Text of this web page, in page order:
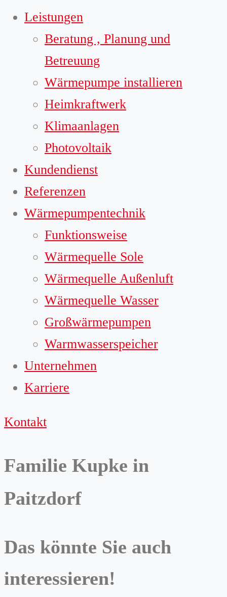
Leistungen
Beratung , Planung und
Betreuung
Wärmepumpe installieren
Heimkraftwerk
Klimaanlagen
Photovoltaik
Kundendienst
Referenzen
Wärmepumpentechnik
Funktionsweise
Wärmequelle Sole
Wärmequelle Außenluft
Wärmequelle Wasser
Großwärmepumpen
Warmwasserspeicher
Unternehmen
Karriere
Kontakt
Familie Kupke in
Paitzdorf
Das könnte Sie auch
interessieren!